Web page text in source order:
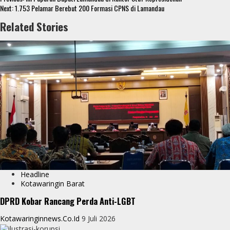
o
k
e
r
s
A
p
p
s
e
n
g
e
r
a
r
e
Reading
Next:1.753 Pelamar Berebut 200 Formasi CPNS di Lamandau
Related Stories
Headline
Kotawaringin Barat
DPRD Kobar Rancang Perda Anti-LGBT
Kotawaringinnews.co.id 9 Juli 2026